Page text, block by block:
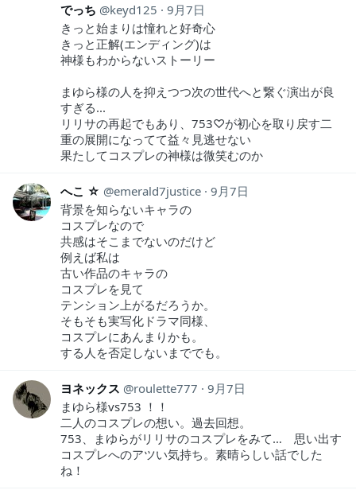
でっち keyd125
9月7日
きっと始まりは憧れと好奇心
きっと正解(エンディング)は
神様もわからないストーリー
まゆら様の人を抑えつつ次の世代へと繋ぐ演出が良
すぎる...
リリサの再起でもあり、753♡が初心を取り戻す二
重の展開になってて益々見逃せない
果たしてコスプレの神様は微笑むのか
へこ ☆ emerald7justice 9月7日
背景を知らないキャラの
コスプレなので
共感はそこまでないのだけど
例えば私は
古い作品のキャラの
コスプレを見て
テンション上がるだろうか。
そもそも実写化ドラマ同様、
コスプレにあんまりかも。
する人を否定しないまででも。
ヨネックス roulette777
9月7日
まゆら様vs753 ！！
二人のコスプレの想い。過去回想。
753、まゆらがリリサのコスプレをみて… 思い出す
コスプレへのアツい気持ち。素晴らしい話でした
ね！